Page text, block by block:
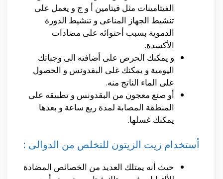
الفيتامينات مثل فيتامين أ و ج و يعمل على
تنشيط الجهاز المناعى و تنشيط الدورة
الدموية بسبب أحتوائه على مضادات
الأكسدة.
و يمكنك الحرص على أضافته الى وجباتك
اليومية و يمكنك غلى البقدونس و الحصول
على الماء الناتج منه.
أو صنع معجون من البقدونس و تطبيقه على
المنطقة المصابة لمدة ربع ساعة و بعدها
يمكنك غسلها.
أستخدام زيت الزيتون للتخلص من الدوالى :
حيث أنه يمتلك العديد من الخصائص المضادة